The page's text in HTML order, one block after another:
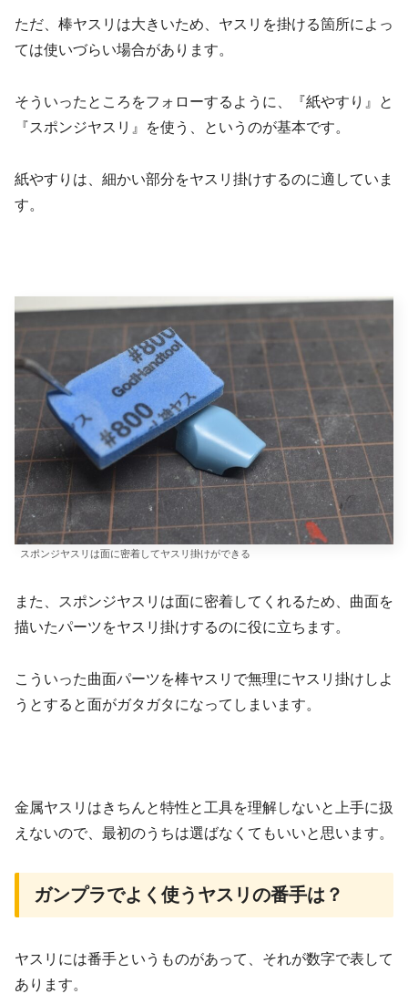
ただ、棒ヤスリは大きいため、ヤスリを掛ける箇所によっ
ては使いづらい場合があります。
そういったところをフォローするように、『紙やすり』と
『スポンジヤスリ』を使う、というのが基本です。
紙やすりは、細かい部分をヤスリ掛けするのに適していま
す。
スポンジヤスリは面に密着してヤスリ掛けができる
また、スポンジヤスリは面に密着してくれるため、曲面を
描いたパーツをヤスリ掛けするのに役に立ちます。
こういった曲面パーツを棒ヤスリで無理にヤスリ掛けしよ
うとすると面がガタガタになってしまいます。
金属ヤスリはきちんと特性と工具を理解しないと上手に扱
えないので、最初のうちは選ばなくてもいいと思います。
ガンプラでよく使うヤスリの番手は？
ヤスリには番手というものがあって、それが数字で表して
あります。